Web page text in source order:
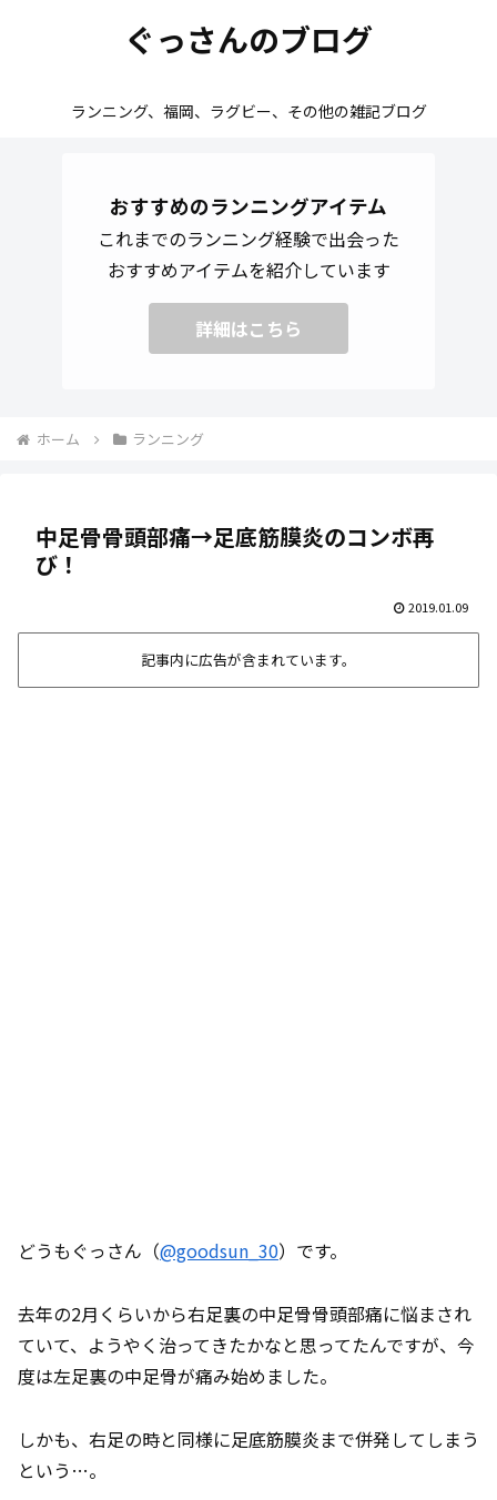
ぐっさんのブログ
ランニング、福岡、ラグビー、その他の雑記ブログ
おすすめのランニングアイテム
これまでのランニング経験で出会った
おすすめアイテムを紹介しています
詳細はこちら
ホーム ランニング
中足骨骨頭部痛→足底筋膜炎のコンボ再
び！
2019.01.09
記事内に広告が含まれています。
どうもぐっさん（@goodsun_30）です。
去年の2月くらいから右足裏の中足骨骨頭部痛に悩まされ
ていて、ようやく治ってきたかなと思ってたんですが、今
度は左足裏の中足骨が痛み始めました。
しかも、右足の時と同様に足底筋膜炎まで併発してしまう
という…。